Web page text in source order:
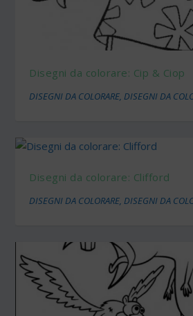
Disegni da colorare: Cip & Ciop
DISEGNI DA COLORARE,DISEGNI DA
Disegni da colorare: Clifford
DISEGNI DA COLORARE,DISEGNI DA